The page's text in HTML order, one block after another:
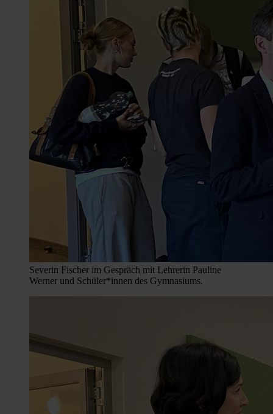
Severin Fischer im Gespräch mit Lehrerin Pauline
Werner und Schüler*innen des Gymnasiums.